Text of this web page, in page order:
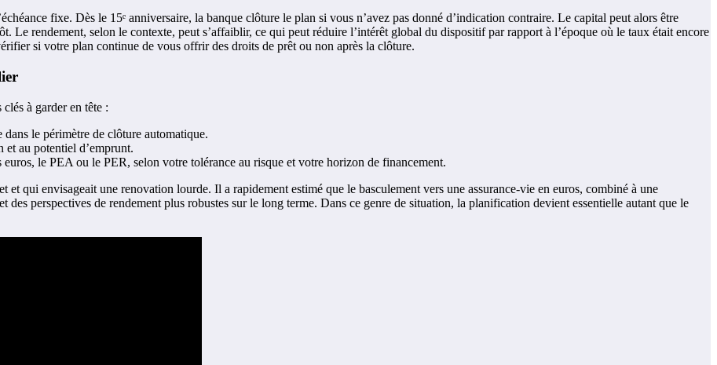
fixe. Dès le 15ᵉ anniversaire, la banque clôture le plan si vous n’avez pas donné d’indication contraire. Le capital peut alors être
Le rendement, selon le contexte, peut s’affaiblir, ce qui peut réduire l’intérêt global du dispositif par rapport à l’époque où le taux était encore
si votre plan continue de vous offrir des droits de prêt ou non après la clôture.
à garder en tête :
le périmètre de clôture automatique.
au potentiel d’emprunt.
euros, le PEA ou le PER, selon votre tolérance au risque et votre horizon de financement.
qui envisageait une renovation lourde. Il a rapidement estimé que le basculement vers une assurance-vie en euros, combiné à une
perspectives de rendement plus robustes sur le long terme. Dans ce genre de situation, la planification devient essentielle autant que le